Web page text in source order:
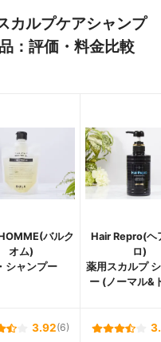
カルプケアシャンプ
：評価・料金比較
バルク
オム)
シャンプー
Hair Repro(ヘ
ロ)
薬用スカルプ
ー (ノーマル&
3.92(6)